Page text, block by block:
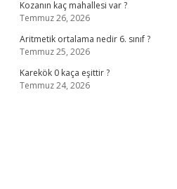
Kozanın kaç mahallesi var ?
Temmuz 26, 2026
Aritmetik ortalama nedir 6. sınıf ?
Temmuz 25, 2026
Karekök 0 kaça eşittir ?
Temmuz 24, 2026